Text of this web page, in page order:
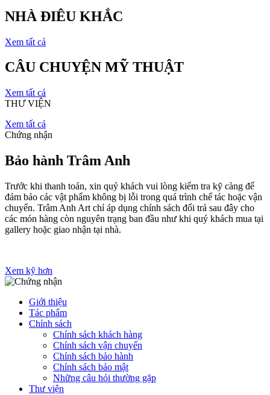
NHÀ ĐIÊU KHẮC
Xem tất cả
CÂU CHUYỆN MỸ THUẬT
Xem tất cả
THƯ VIỆN
Xem tất cả
Chứng nhận
Bảo hành Trâm Anh
Trước khi thanh toán, xin quý khách vui lòng kiểm tra kỹ càng để
đảm bảo các vật phẩm không bị lỗi trong quá trình chế tác hoặc vận
chuyển. Trâm Anh Art chỉ áp dụng chính sách đổi trả sau đây cho
các món hàng còn nguyên trạng ban đầu như khi quý khách mua tại
gallery hoặc giao nhận tại nhà.
Xem kỹ hơn
Giới thiệu
Tác phẩm
Chính sách
Chính sách khách hàng
Chính sách vận chuyển
Chính sách bảo hành
Chính sách bảo mật
Những câu hỏi thường gặp
Thư viện